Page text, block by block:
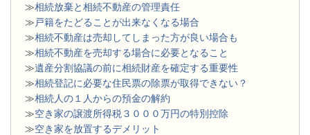
​≫相続放棄と相続不動産の管理責任
≫ 戸籍をたどることが出来なくなる場合
≫相続不動産は売却してしまった方が良い場合も
≫相続不動産を売却する場合に必要となること
≫遺産分割協議の前に相続財産を確定する重要性
≫相続登記に必要な住民票の除票が取得できない？
≫相続人の１人からの預金の解約
≫空き家の譲渡所得税３０００万円の特別控除
≫空き家を放置するデメリット